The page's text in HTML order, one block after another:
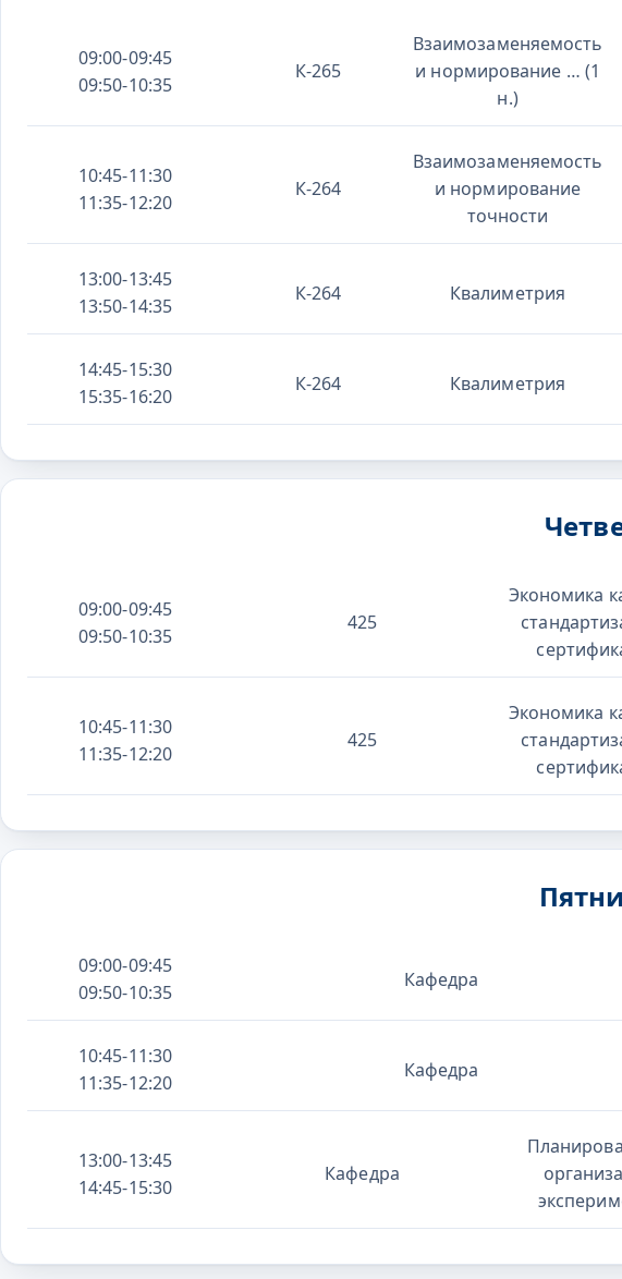
09:00-09:45
09:50-10:35
К-265
Взаимозаменяемость
и нормирование … (1
н.)
10:45-11:30
11:35-12:20
К-264
Взаимозаменяемость
и нормирование
точности
13:00-13:45
13:50-14:35
К-264 Квалиметрия
14:45-15:30
15:35-16:20
К-264 Квалиметрия
09:00-09:45
09:50-10:35
425
Экономика
10:45-11:30
11:35-12:20
425
Экономика
09:00-09:45
09:50-10:35
Кафедра
10:45-11:30
11:35-12:20
Кафедра
13:00-13:45
14:45-15:30
Кафедра